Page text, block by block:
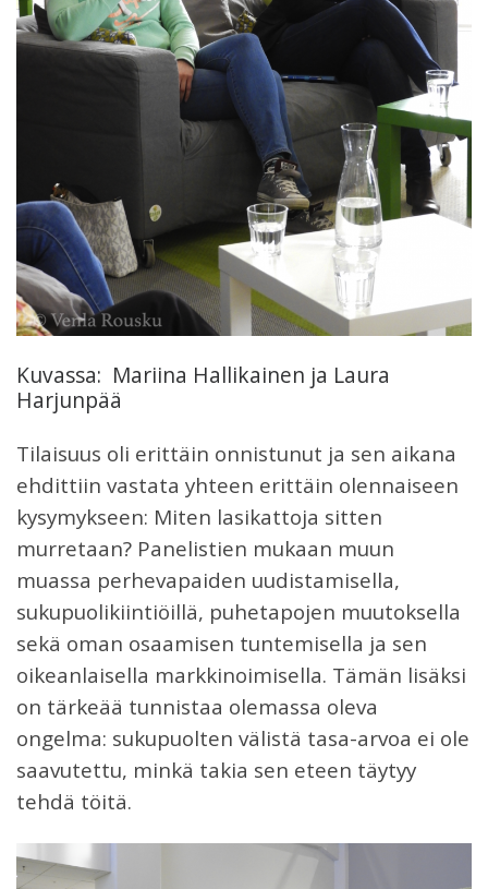
Kuvassa: Mariina Hallikainen ja Laura
Harjunpää
Tilaisuus oli erittäin onnistunut ja sen aikana
ehdittiin vastata yhteen erittäin olennaiseen
kysymykseen: Miten lasikattoja sitten
murretaan? Panelistien mukaan muun
muassa perhevapaiden uudistamisella,
sukupuolikiintiöillä, puhetapojen muutoksella
sekä oman osaamisen tuntemisella ja sen
oikeanlaisella markkinoimisella. Tämän lisäksi
on tärkeää tunnistaa olemassa oleva
ongelma: sukupuolten välistä tasa-arvoa ei ole
saavutettu, minkä takia sen eteen täytyy
tehdä töitä.